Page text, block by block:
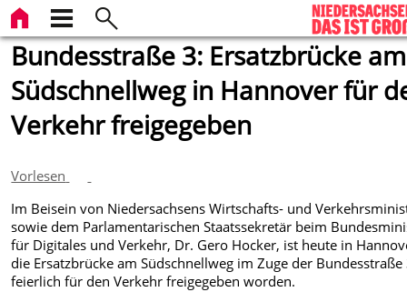
Bundesstraße 3: Ersatzbrücke am
Südschnellweg in Hannover für
Verkehr freigegeben
Vorlesen
Im Beisein von Niedersachsens Wirtschafts- und
sowie dem Parlamentarischen Staatssekretär beim
für Digitales und Verkehr, Dr. Gero Hocker, ist heute in
die Ersatzbrücke am Südschnellweg im Zuge der Bundesstraße
feierlich für den Verkehr freigegeben worden.